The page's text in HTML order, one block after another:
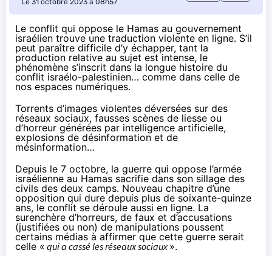
Le 31 octobre 2023 à 08h57
Le conflit qui oppose le Hamas au gouvernement
israélien trouve une traduction violente en ligne. S’il
peut paraître difficile d’y échapper, tant la
production relative au sujet est intense, le
phénomène s’inscrit dans la longue histoire du
conflit israélo-palestinien… comme dans celle de
nos espaces numériques.
Torrents d’images violentes déversées sur des
réseaux sociaux, fausses scènes de liesse ou
d’horreur générées par intelligence artificielle,
explosions de désinformation et de
mésinformation…
Depuis le 7 octobre, la guerre qui oppose l’armée
israélienne au Hamas sacrifie dans son sillage des
civils des deux camps. Nouveau chapitre d’une
opposition qui dure depuis plus de soixante-quinze
ans, le conflit se déroule aussi en ligne. La
surenchère d’horreurs, de faux et d’accusations
(justifiées ou non) de manipulations poussent
certains médias à affirmerque cette guerre serait
celle « qui a cassé les réseaux sociaux».